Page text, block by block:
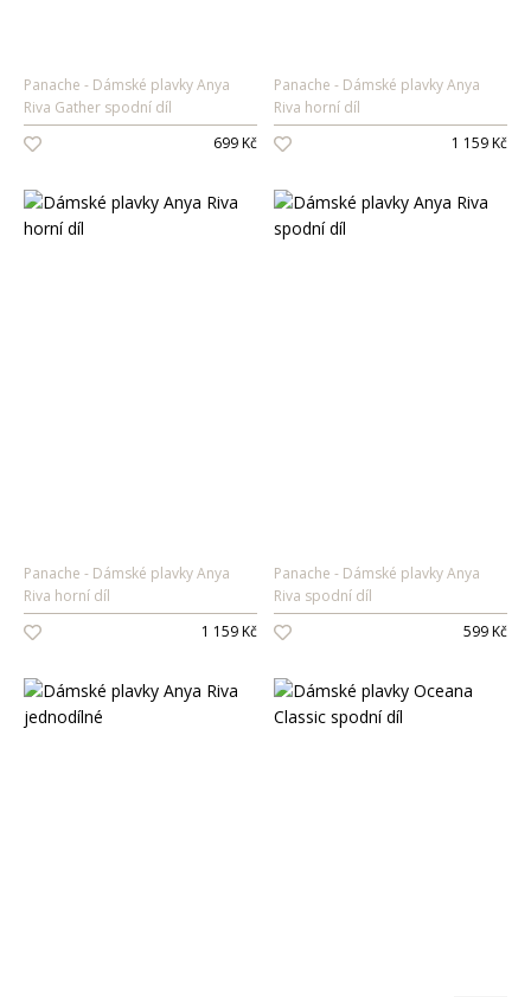
Panache
Dámské plavky Anya
Riva Gather spodní díl
699 Kč
Panache
Dámské plavky Anya
Riva horní díl
1 159 Kč
Panache
Dámské plavky Anya
Riva horní díl
1 159 Kč
Panache
Dámské plavky Anya
Riva spodní díl
599 Kč